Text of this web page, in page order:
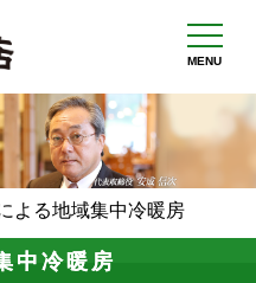
MENU
よる地域集中冷暖房
中冷暖房